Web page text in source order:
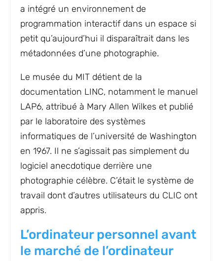
a intégré un environnement de
programmation interactif dans un espace si
petit qu’aujourd’hui il disparaîtrait dans les
métadonnées d’une photographie.
Le musée du MIT détient de la
documentation LINC, notamment le manuel
LAP6, attribué à Mary Allen Wilkes et publié
par le laboratoire des systèmes
informatiques de l’université de Washington
en 1967. Il ne s’agissait pas simplement du
logiciel anecdotique derrière une
photographie célèbre. C’était le système de
travail dont d’autres utilisateurs du CLIC ont
appris.
L’ordinateur personnel avant
le marché de l’ordinateur